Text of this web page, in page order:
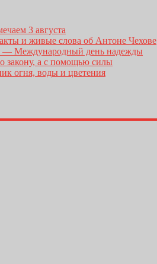
3 августа
и живые слова об Антоне Чехове
— Международный день надежды
закону, а с помощью силы
огня, воды и цветения